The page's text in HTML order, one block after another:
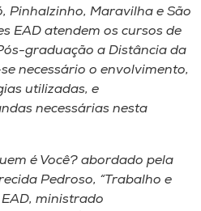
Pinhalzinho, Maravilha e São
EAD atendem os cursos de
graduação a Distância da
necessário o envolvimento,
utilizadas, e
necessárias nesta
é Você? abordado pela
Pedroso, “Trabalho e
ministrado